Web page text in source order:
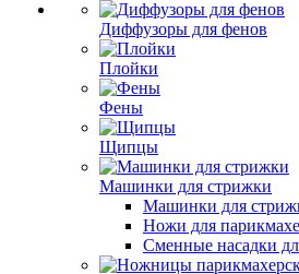
Диффузоры для фенов
Плойки
Фены
Щипцы
Машинки для стрижки
Машинки для
Ножи для
Сменные насадки